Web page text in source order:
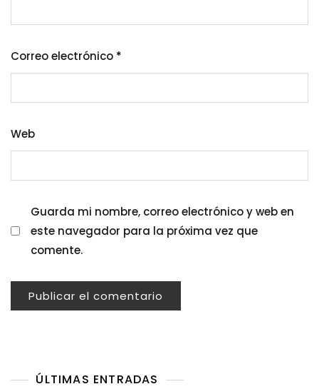
Correo electrónico *
Web
Guarda mi nombre, correo electrónico y web en
este navegador para la próxima vez que
comente.
ÚLTIMAS ENTRADAS